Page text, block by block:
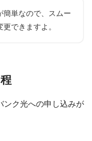
簡単なので、スムー
できますよ。
ンク光への申し込みが